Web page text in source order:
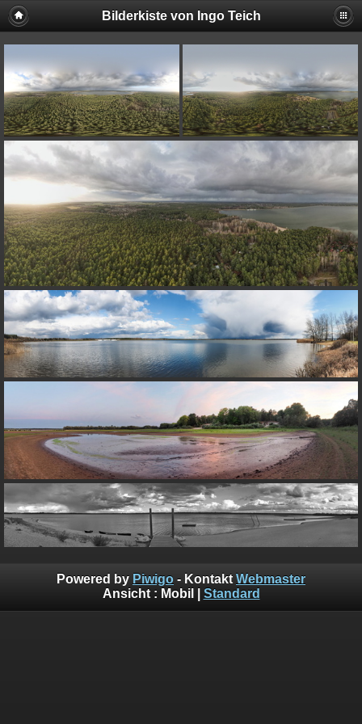
Bilderkiste von Ingo Teich
Powered by Piwigo - Kontakt Webmaster
Ansicht : Mobil Standard